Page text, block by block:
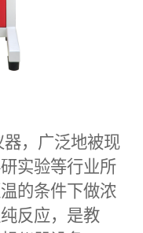
，广泛地被现
实验等行业所
的条件下做浓
反应，是教